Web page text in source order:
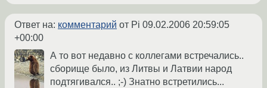
Ответ на: комментарий от Pi 09.02.2006 20:59:05
+00:00
А то вот недавно с коллегами встречались..
сборище было, из Литвы и Латвии народ
подтягивался.. ;-) Знатно встретились...